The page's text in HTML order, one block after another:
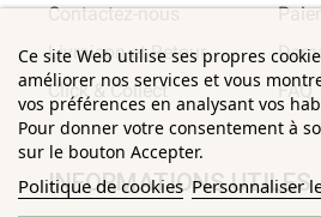
Ce site Web utilise ses propres
améliorer nos services et vous
vos préférences en analysant vos
Pour donner votre consentement à
sur le bouton Accepter.
Politique de cookies Personnaliser
Contactez-nous
Livraison et Retour
Click & Collect
FAQ
INFORMATIONS UTILES